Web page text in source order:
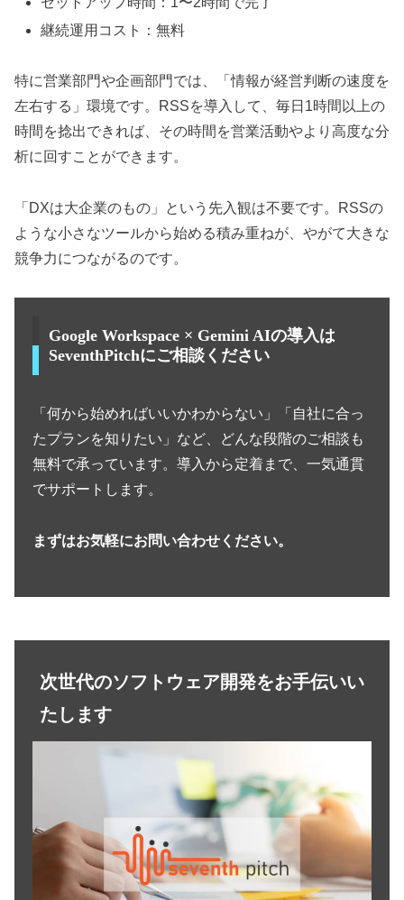
継続運用コスト：無料
特に営業部門や企画部門では、「情報が経営判断の速度を
左右する」環境です。RSSを導入して、毎日1時間以上の
時間を捻出できれば、その時間を営業活動やより高度な分
析に回すことができます。
「DXは大企業のもの」という先入観は不要です。RSSの
ような小さなツールから始める積み重ねが、やがて大きな
競争力につながるのです。
Google Workspace × Gemini AIの導入は
SeventhPitchにご相談ください
「何から始めればいいかわからない」「自社に合っ
たプランを知りたい」など、どんな段階のご相談も
無料で承っています。導入から定着まで、一気通貫
でサポートします。
まずはお気軽にお問い合わせください。
次世代のソフトウェア開発をお手伝いい
たします